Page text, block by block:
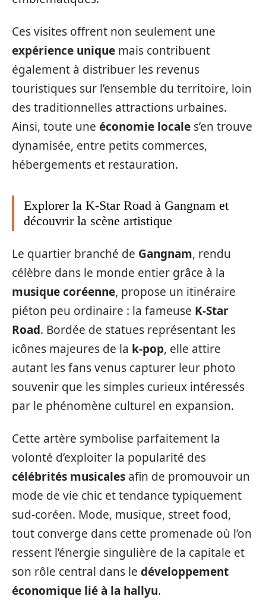
Ces visites offrent non seulement une
expérience unique mais contribuent
également à distribuer les revenus
touristiques sur l’ensemble du territoire, loin
des traditionnelles attractions urbaines.
Ainsi, toute une économie locale s’en trouve
dynamisée, entre petits commerces,
hébergements et restauration.
Explorer la K-Star Road à Gangnam et
découvrir la scène artistique
Le quartier branché de Gangnam, rendu
célèbre dans le monde entier grâce à la
musique coréenne, propose un itinéraire
piéton peu ordinaire : la fameuse K-Star
Road. Bordée de statues représentant les
icônes majeures de la k-pop, elle attire
autant les fans venus capturer leur photo
souvenir que les simples curieux intéressés
par le phénomène culturel en expansion.
Cette artère symbolise parfaitement la
volonté d’exploiter la popularité des
célébrités musicales afin de promouvoir un
mode de vie chic et tendance typiquement
sud-coréen. Mode, musique, street food,
tout converge dans cette promenade où l’on
ressent l’énergie singulière de la capitale et
son rôle central dans le développement
économique lié à la hallyu.